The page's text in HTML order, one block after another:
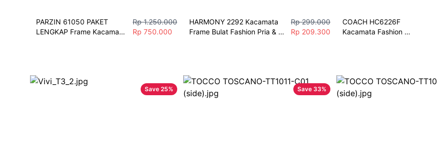
PARZIN 61050 PAKET
LENGKAP Frame Kacamata
Rp 1.250.000
Rp 750.000
HARMONY 2292 Kacamata
Frame Bulat Fashion Pria &
Rp 299.000
Rp 209.300
COACH HC6226F
Kacamata Fashion
Save 25% Save 33%